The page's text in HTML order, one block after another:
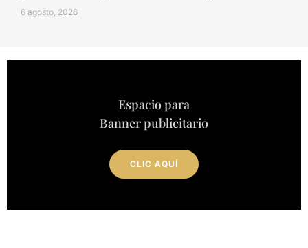
6 agosto, 2026
Espacio para
Banner publicitario
CLIC AQUÍ